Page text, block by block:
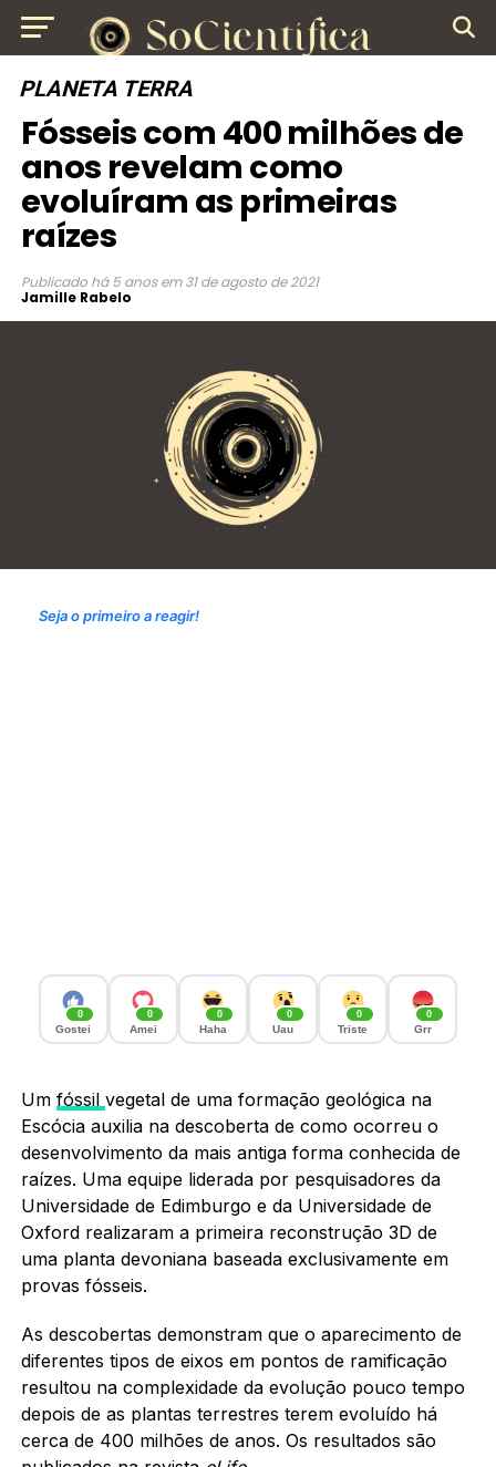
PLANETA TERRA
Fósseis com 400 milhões de
anos revelam como
evoluíram as primeiras
raízes
Publicado há 5 anos em 31 de agosto de 2021
Jamille Rabelo
Seja o primeiro a reagir!
0
Gostei
0
Amei
0
Haha
0
Uau
0
Triste
0
Grr
Um fóssil vegetal de uma formação geológica na
Escócia auxilia na descoberta de como ocorreu o
desenvolvimento da mais antiga forma conhecida de
raízes. Uma equipe liderada por pesquisadores da
Universidade de Edimburgo e da Universidade de
Oxford realizaram a primeira reconstrução 3D de
uma planta devoniana baseada exclusivamente em
provas fósseis.
As descobertas demonstram que o aparecimento de
diferentes tipos de eixos em pontos de ramificação
resultou na complexidade da evolução pouco tempo
depois de as plantas terrestres terem evoluído há
cerca de 400 milhões de anos. Os resultados são